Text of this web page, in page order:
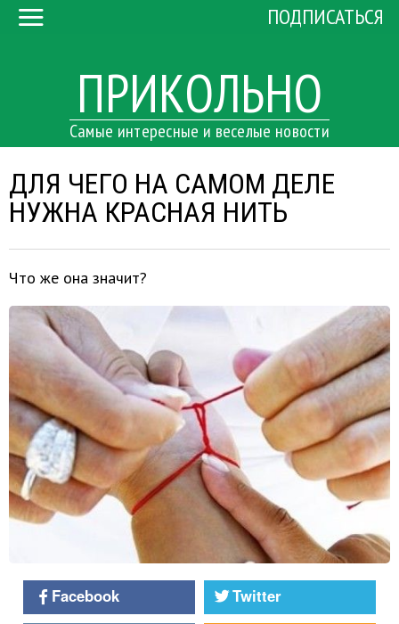
ПРИКОЛЬНО
Самые интересные и веселые новости
ПОДПИСАТЬСЯ
ДЛЯ ЧЕГО НА САМОМ ДЕЛЕ
НУЖНА КРАСНАЯ НИТЬ
Что же она значит?
Facebook
Twitter